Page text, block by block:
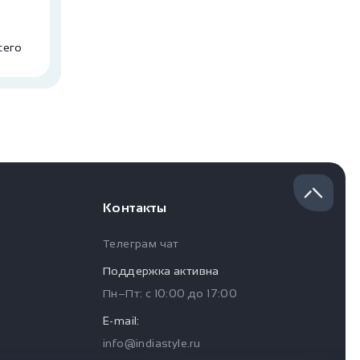
Контакты
Телеграм чат
Поддержка активна
Пн–Пт: с 10:00 до 17:00
E-mail:
info@indiastyle.ru